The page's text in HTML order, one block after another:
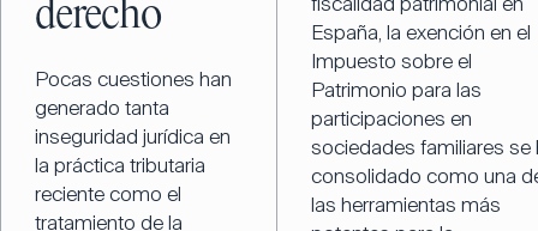
derecho
Pocas cuestiones han
generado tanta
inseguridad jurídica en
la práctica tributaria
reciente como el
tratamiento de la
España, la exención en el
Impuesto sobre el
Patrimonio para las
participaciones en
sociedades familiares se
consolidado como una
las herramientas más